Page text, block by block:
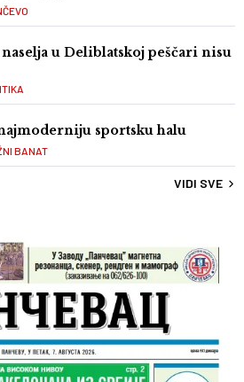
u Deliblatskoj peščari nisu
sportsku halu
BANAT
VIDI SVE